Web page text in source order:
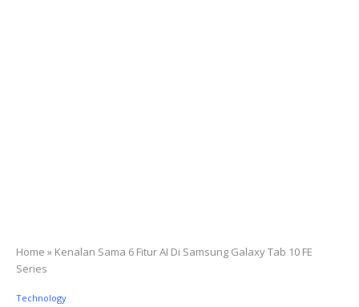
Home » Kenalan Sama 6 Fitur AI Di Samsung Galaxy Tab 10 FE
Series
Technology